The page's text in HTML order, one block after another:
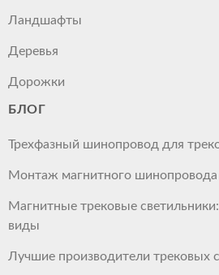
Ландшафты
Деревья
Дорожки
БЛОГ
Трехфазный шинопровод для
Монтаж магнитного
Магнитные трековые
виды
Лучшие производители трековых